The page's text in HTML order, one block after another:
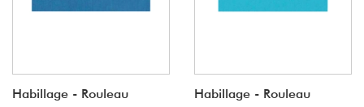
Habillage - Rouleau Habillage - Rouleau